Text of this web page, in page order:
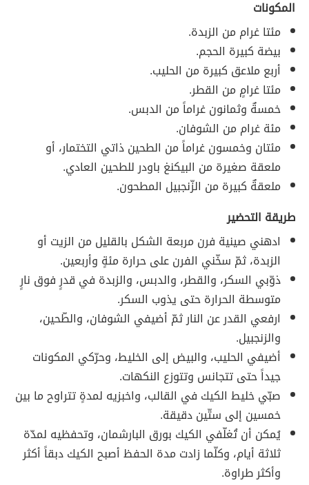
المكونات
مئتا غرام من الزبدة.
بيضة كبيرة الحجم.
أربع ملاعق كبيرة من الحليب.
مئتا غرامٍ من القطر.
خمسةٌ وثمانون غراماً من الدبس.
مئة غرام من الشوفان.
مئتان وخمسون غراماً من الطحين ذاتي التختمار، أو
ملعقة صغيرة من البيكنغ باودر للطحين العادي.
ملعقةٌ كبيرة من الزّنجبيل المطحون.
طريقة التحضير
ادهني صينية فرن مربعة الشكل بالقليل من الزيت أو
الزبدة، ثمّ سخّني الفرن على حرارة مئةٍ وأربعين.
ذوّبي السكر، والقطر، والدبس، والزبدة في قدرٍ فوق نارٍ
متوسطة الحرارة حتى يذوب السكر.
ارفعي القدر عن النار ثمّ أضيفي الشوفان، والطّحين،
والزنجبيل.
أضيفي الحليب، والبيض إلى الخليط، وحرّكي المكونات
جيداً حتى تتجانس وتتوزع النكهات.
صبّي خليط الكيك في القالب، واخبزيه لمدةٍ تتراوح ما بين
خمسين إلى ستّين دقيقة.
يُمكن أن تُغلّفي الكيك بورق البارشمان، وتحفظيه لمدّة
ثلاثة أيام، وكلّما زادت مدة الحفظ أصبح الكيك دبقاً أكثر
وأكثر طراوة.